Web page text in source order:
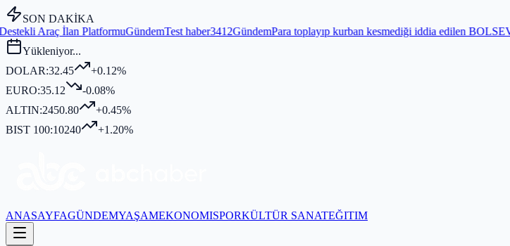
SON DAKİKA
GündemTest haber3412GündemPara toplayıp kurban kesmediği iddia edilen BOLSEV bu yıl bağış
Yükleniyor...
DOLAR:32.45
+0.12%
EURO:35.12
-0.08%
ALTIN:2450.80
+0.45%
BIST 100:10240 +1.20%
ANASAYFAGÜNDEMYAŞAMEKONOMISPORKÜLTÜR SANATEĞITIM